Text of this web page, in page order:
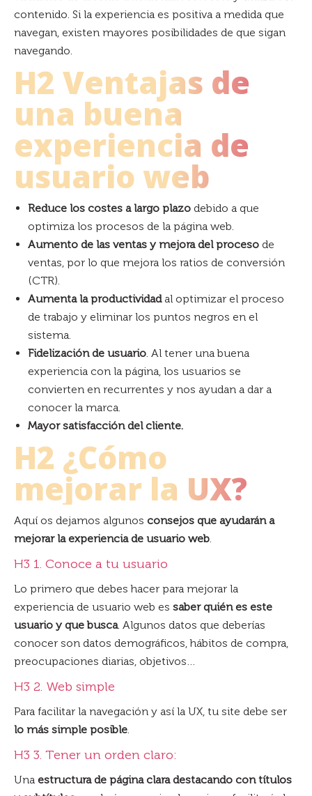
contenido. Si la experiencia es positiva a medida que
navegan, existen mayores posibilidades de que sigan
navegando.
H2 Ventajas de
una buena
experiencia de
usuario web
Reduce los costes a largo plazo debido a que
optimiza los procesos de la página web.
Aumento de las ventas y mejora del proceso de
ventas, por lo que mejora los ratios de conversión
(CTR).
Aumenta la productividadal optimizar el proceso
de trabajo y eliminar los puntos negros en el
sistema.
Fidelización de usuario. Al tener una buena
experiencia con la página, los usuarios se
convierten en recurrentes y nos ayudan a dar a
conocer la marca.
Mayor satisfacción del cliente.
H2 ¿Cómo
mejorar la UX?
Aquí os dejamos algunos consejos que ayudarán a
mejorar la experiencia de usuario web.
H3 1. Conoce a tu usuario
Lo primero que debes hacer para mejorar la
experiencia de usuario web es saber quién es este
usuario y que busca. Algunos datos que deberías
conocer son datos demográficos, hábitos de compra,
preocupaciones diarias, objetivos…
H3 2. Web simple
Para facilitar la navegación y así la UX, tu site debe ser
lo más simple posible.
H3 3. Tener un orden claro:
Una estructura de página clara destacando con títulos